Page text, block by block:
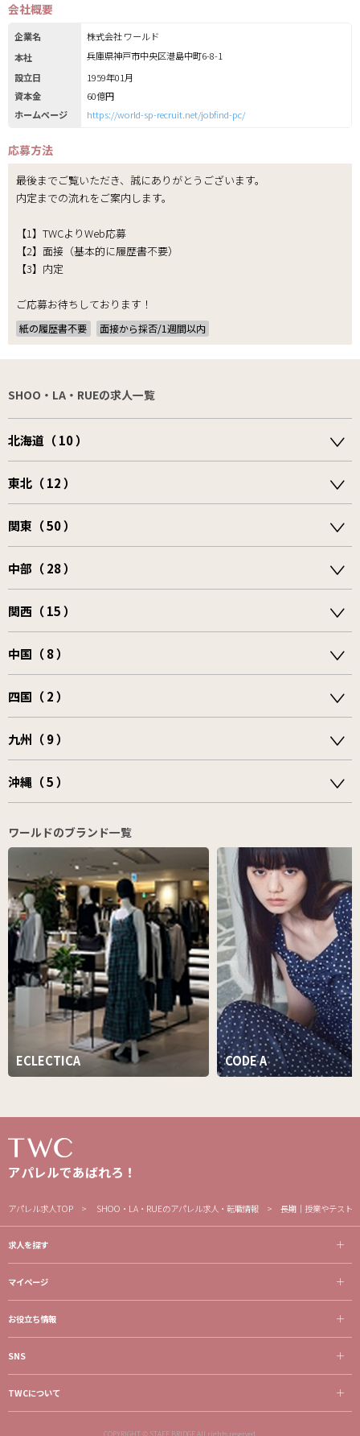
会社概要
企業名
株式会社 ワールド
本社
兵庫県神戸市中央区港島中町6-8-1
設立日
1959年01月
資本金
60億円
ホームページ
https://world-sp-recruit.net/jobfind-pc/
応募方法
最後までご覧いただき、誠にありがとうございます。
内定までの流れをご案内します。
【1】TWCよりWeb応募
【2】面接（基本的に履歴書不要）
【3】内定
ご応募お待ちしております！
紙の履歴書不要 面接から採否/1週間以内
SHOO・LA・RUEの求人一覧
北海道（ 10 ）
東北（ 12 ）
関東（ 50 ）
中部（ 28 ）
関西（ 15 ）
中国（ 8 ）
四国（ 2 ）
九州（ 9 ）
沖縄（ 5 ）
ワールドのブランド一覧
ECLECTICA CODE A
アパレルであばれろ！
アパレル求人TOP SHOO・LA・RUEのアパレル求人・転職情報 長期│授業やテスト
求人を探す
マイページ
お役立ち情報
SNS
TWCについて
COPYRIGHT © STAFF BRIDGE All rights reserved.